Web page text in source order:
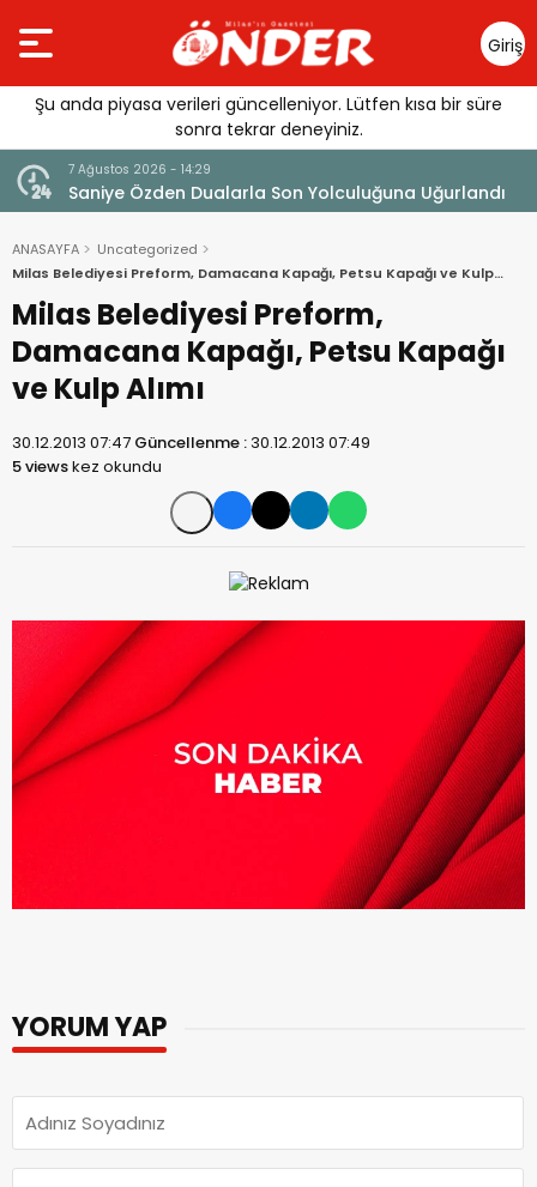
Giriş
Yap
Şu anda piyasa verileri güncelleniyor. Lütfen kısa bir süre
sonra tekrar deneyiniz.
7 Ağustos 2026 - 14:29
Saniye Özden Dualarla Son Yolculuğuna Uğurlandı
ANASAYFA
Uncategorized
Milas Belediyesi Preform, Damacana Kapağı, Petsu Kapağı ve Kulp
Alımı
Milas Belediyesi Preform,
Damacana Kapağı, Petsu Kapağı
ve Kulp Alımı
30.12.2013 07:47 Güncellenme :30.12.2013 07:49
5 viewskez okundu
YORUM YAP